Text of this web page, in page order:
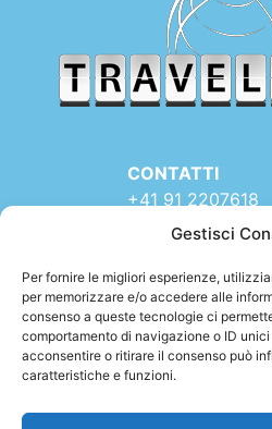
Gestisci
Per fornire le migliori esperienze,
per memorizzare e/o accedere alle
consenso a queste tecnologie ci
comportamento di navigazione o ID
acconsentire o ritirare il consenso può
caratteristiche e funzioni.
TRAVELMADE –
Via Rinaldo
6900 LUGANO
SWITZERLAND
CONTATTI
+41 91 2207618
+41 77 9662971